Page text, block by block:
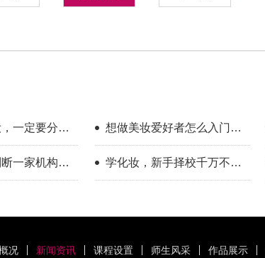
一定要分清
想做美妆爱好者怎么入门？
新手入门完整流程指南
一家机构教
学化妆，新手择校千万不要
只看外表
况 新闻资讯 课程设置 师生风采 作品展示